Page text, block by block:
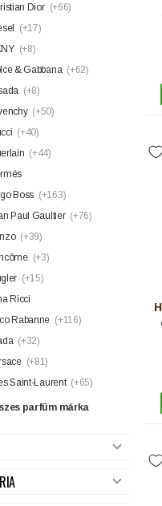
Dior (+66)
(+17)
(+8)
& Gabbana (+62)
(+8)
(+50)
(+40)
(+44)
Boss (+163)
Paul Gaultier (+76)
(+39)
(+3)
(+15)
Ricci
Rabanne (+116)
(+32)
(+81)
Saint-Laurent (+65)
parfüm márka